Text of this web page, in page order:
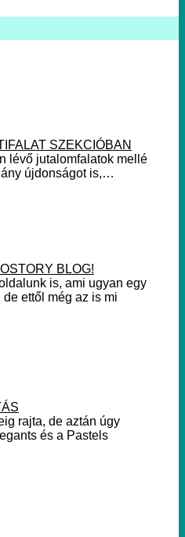
SZEKCIÓBAN
lévő jutalomfalatok mellé
újdonságot is,…
BLOG!
is, ami ugyan egy
ettől még az is mi
rajta, de aztán úgy
és a Pastels